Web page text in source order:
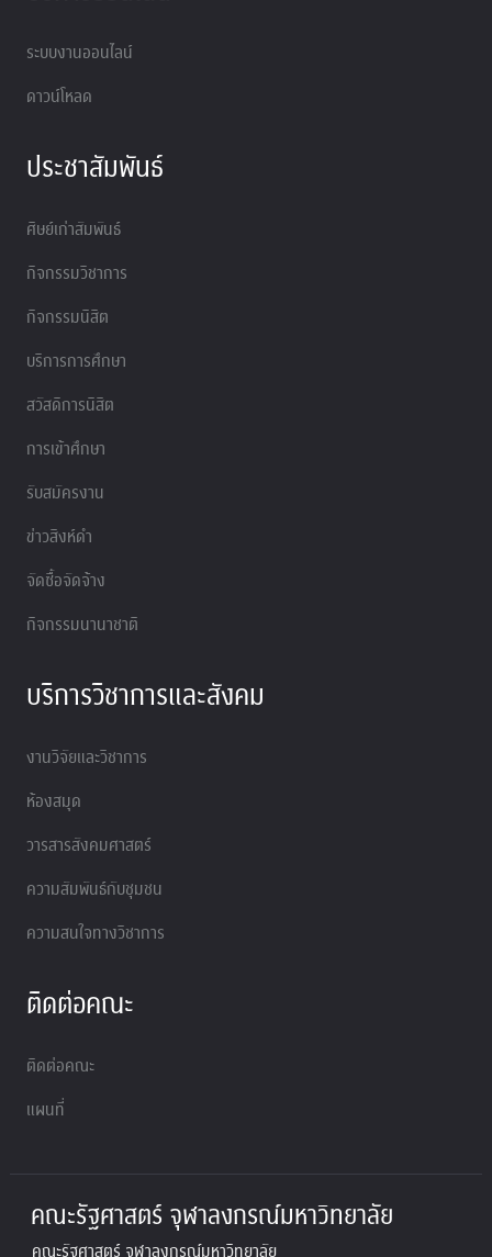
ระบบงานออนไลน์
ดาวน์โหลด
ประชาสัมพันธ์
ศิษย์เก่าสัมพันธ์
กิจกรรมวิชาการ
กิจกรรมนิสิต
บริการการศึกษา
สวัสดิการนิสิต
การเข้าศึกษา
รับสมัครงาน
ข่าวสิงห์ดำ
จัดซื้อจัดจ้าง
กิจกรรมนานาชาติ
บริการวิชาการและสังคม
งานวิจัยและวิชาการ
ห้องสมุด
วารสารสังคมศาสตร์
ความสัมพันธ์กับชุมชน
ความสนใจทางวิชาการ
ติดต่อคณะ
ติดต่อคณะ
แผนที่
คณะรัฐศาสตร์ จุฬาลงกรณ์มหาวิทยาลัย
คณะรัฐศาสตร์ จุฬาลงกรณ์มหาวิทยาลัย